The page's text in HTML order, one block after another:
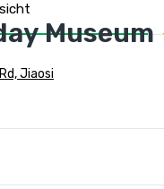
Museum
Jiaosi